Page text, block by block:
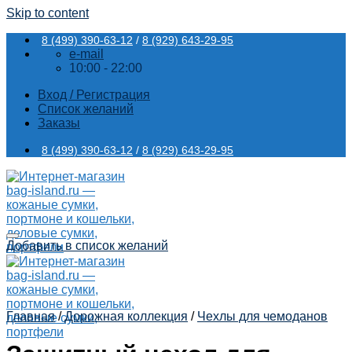
Skip to content
8 (499) 390-63-12 / 8 (929) 643-29-95
e-mail
10:00 - 22:00
Вход / Регистрация
Список желаний
Заказы
8 (499) 390-63-12 / 8 (929) 643-29-95
Добавить в список желаний
Главная / Дорожная коллекция / Чехлы для чемоданов